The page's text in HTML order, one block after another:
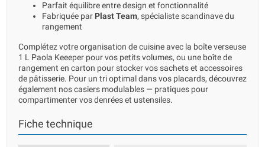
Parfait équilibre entre design et fonctionnalité
Fabriquée par Plast Team, spécialiste scandinave du
rangement
Complétez votre organisation de cuisine avec la boîte verseuse
1 L Paola Keeeper pour vos petits volumes, ou une boîte de
rangement en carton pour stocker vos sachets et accessoires
de pâtisserie. Pour un tri optimal dans vos placards, découvrez
également noscasiers modulables — pratiques pour
compartimenter vos denrées et ustensiles.
Fiche technique